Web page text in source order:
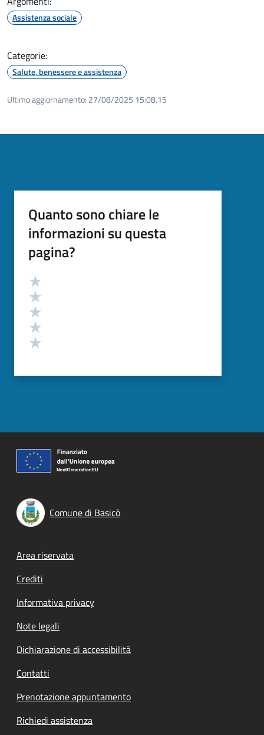
Assistenza sociale
Categorie:
Salute, benessere e assistenza
Ultimo aggiornamento: 27/08/2025 15:08.15
Quanto sono chiare le
informazioni su questa
pagina?
Valutazione
Comune di Basicò
Footer menu
Area riservata
Crediti
Informativa privacy
Note legali
Dichiarazione di accessibilità
Contatti
Prenotazione appuntamento
Richiedi assistenza